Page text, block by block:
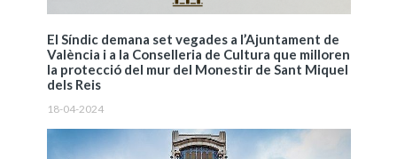
El Síndic demana set vegades a l’Ajuntament de
València i a la Conselleria de Cultura que milloren
la protecció del mur del Monestir de Sant Miquel
dels Reis
18-04-2024